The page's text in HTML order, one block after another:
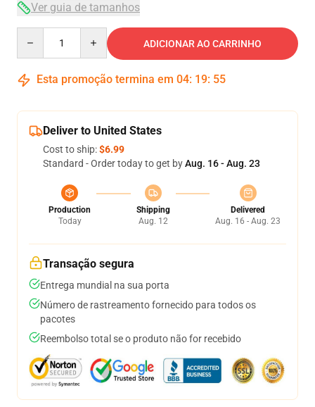
Ver guia de tamanhos
ADICIONAR AO CARRINHO
Esta promoção termina em 04: 19: 54
Deliver to United States
Cost to ship:$6.99
Standard - Order today to get byAug. 16 - Aug. 23
Production
Today
Shipping
Aug. 12
Delivered
Aug. 16 - Aug. 23
Transação segura
Entrega mundial na sua porta
Número de rastreamento fornecido para todos os
pacotes
Reembolso total se o produto não for recebido